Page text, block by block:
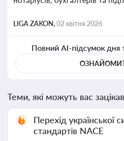
LIGA ZAKON,02 квітня 2026
Повний AI-підсумок дня
Теми, які можуть вас
Перехід
стандартів NACE